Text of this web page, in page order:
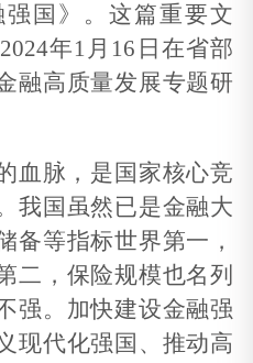
国》。这篇重要文
年1月16日在省部
融高质量发展专题研
脉，是国家核心竞
我国虽然已是金融大
备等指标世界第一，
二，保险规模也名列
强。加快建设金融强
现代化强国、推动高